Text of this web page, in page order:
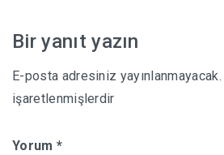
Bir yanıt yazın
E-posta adresiniz yayınlanmayacak.
işaretlenmişlerdir
Yorum *